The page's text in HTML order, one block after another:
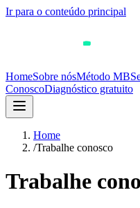
Ir para o conteúdo principal
HomeSobre nósMétodo MB
ConoscoDiagnóstico gratuito
Home
/Trabalhe conosco
Trabalhe